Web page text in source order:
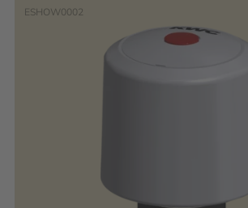
ESHOW0002